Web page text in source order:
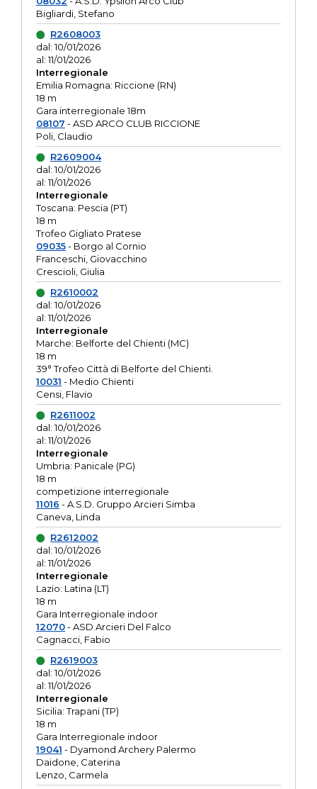
Bigliardi, Stefano
R2608003
dal: 10/01/2026
al: 11/01/2026
Interregionale
Emilia Romagna: Riccione (RN)
18 m
Gara interregionale 18m
08107 - ASD ARCO CLUB RICCIONE
Poli, Claudio
R2609004
dal: 10/01/2026
al: 11/01/2026
Interregionale
Toscana: Pescia (PT)
18 m
Trofeo Gigliato Pratese
09035- Borgo al Cornio
Franceschi, Giovacchino
Crescioli, Giulia
R2610002
dal: 10/01/2026
al: 11/01/2026
Interregionale
Marche: Belforte del Chienti (MC)
18 m
39° Trofeo Città di Belforte del Chienti.
10031 - Medio Chienti
Censi, Flavio
R2611002
dal: 10/01/2026
al: 11/01/2026
Interregionale
Umbria: Panicale (PG)
18 m
competizione interregionale
11016 - A.S.D. Gruppo Arcieri Simba
Caneva, Linda
R2612002
dal: 10/01/2026
al: 11/01/2026
Interregionale
Lazio: Latina (LT)
18 m
Gara Interregionale indoor
12070- ASD Arcieri Del Falco
Cagnacci, Fabio
R2619003
dal: 10/01/2026
al: 11/01/2026
Interregionale
Sicilia: Trapani (TP)
18 m
Gara Interregionale indoor
19041 - Dyamond Archery Palermo
Daidone, Caterina
Lenzo, Carmela